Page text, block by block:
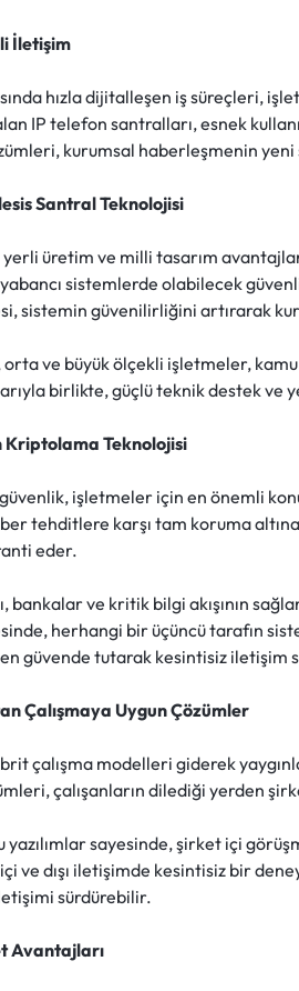
İletişim
hızla dijitalleşen iş süreçleri,
IP telefon santralları, esnek
kurumsal haberleşmenin yeni
Santral Teknolojisi
üretim ve milli tasarım
sistemlerde olabilecek güvenlik
sistemin güvenilirliğini artırarak
ve büyük ölçekli işletmeler,
birlikte, güçlü teknik destek ve
Teknolojisi
işletmeler için en önemli
tehditlere karşı tam koruma altına
eder.
ve kritik bilgi akışının
herhangi bir üçüncü tarafın
güvende tutarak kesintisiz iletişim
Çalışmaya Uygun Çözümler
çalışma modelleri giderek
çalışanların dilediği yerden
yazılımlar sayesinde, şirket içi
ve dışı iletişimde kesintisiz bir
sürdürebilir.
Avantajları